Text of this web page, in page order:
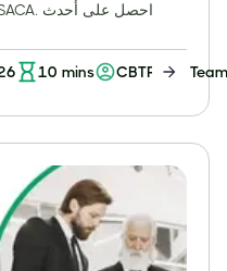
10 mins CBTProxy Team